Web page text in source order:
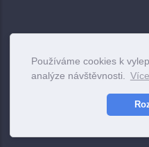
Používáme cookies k
analýze návštěvnosti.
Více